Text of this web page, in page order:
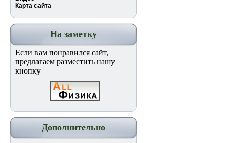
Карта сайта
На заметку
Если вам понравился сайт,
предлагаем разместить нашу
кнопку
Дополнительно